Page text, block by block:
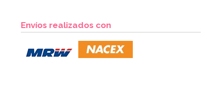
Envíos realizados con